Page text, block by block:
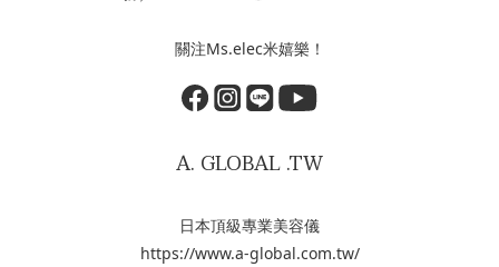
關注Ms.elec米嬉樂！
A. GLOBAL .TW
日本頂級專業美容儀
https://www.a-global.com.tw/